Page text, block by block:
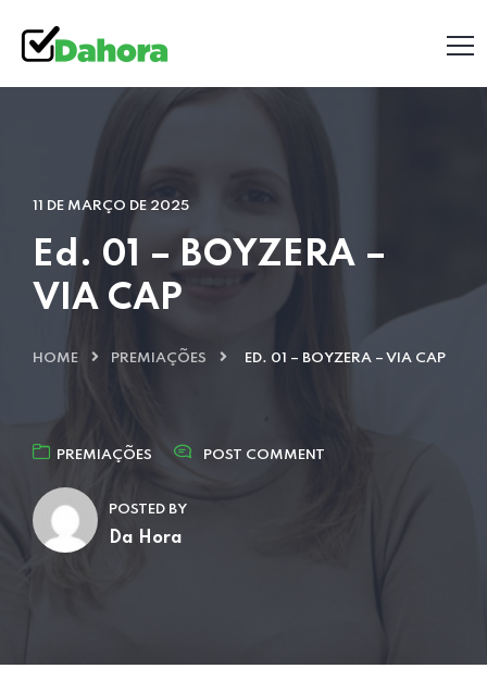
11 DE MARÇO DE 2025
Ed. 01 – BOYZERA –
VIA CAP
HOME PREMIAÇÕES ED. 01 – BOYZERA – VIA CAP
PREMIAÇÕES POST COMMENT
POSTED BY
Da Hora